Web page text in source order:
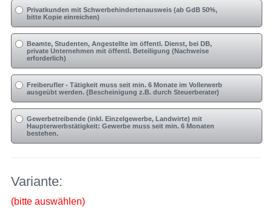
Privatkunden mit Schwerbehindertenausweis (ab GdB 50%,
bitte Kopie einreichen)
Beamte, Studenten, Angestellte im öffentl. Dienst, bei DB,
private Unternehmen mit öffentl. Beteiligung (Nachweise
erforderlich)
Freiberufler - Tätigkeit muss seit min. 6 Monate im Vollerwerb
ausgeübt werden. (Bescheinigung z.B. durch Steuerberater)
Gewerbetreibende (inkl. Einzelgewerbe, Landwirte) mit
Haupterwerbstätigkeit: Gewerbe muss seit min. 6 Monaten
bestehen.
Variante:
(bitte auswählen)